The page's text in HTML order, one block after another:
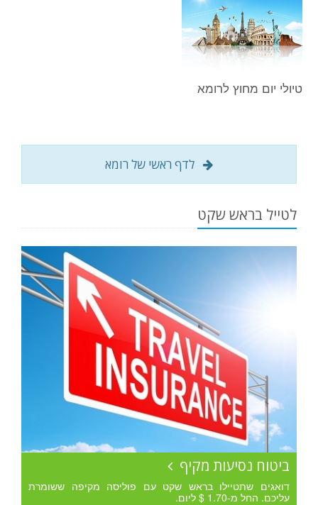
טיולי יום מחוץ לרומא
לדף ראשי של רומא
לטייל בראש שקט
ביטוח נסיעות מקיף
דואגים שתטיילו בראש שקט עם פוליסה מקיפה ששומרת
עליכם. החל מ-1.70 $ ליום.